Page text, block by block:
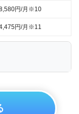
円/月※10
円/月※11